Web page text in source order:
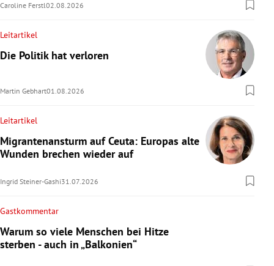
Caroline Ferstl02.08.2026
Leitartikel
Die Politik hat verloren
Martin Gebhart01.08.2026
Leitartikel
Migrantenansturm auf Ceuta: Europas alte
Wunden brechen wieder auf
Ingrid Steiner-Gashi31.07.2026
Gastkommentar
Warum so viele Menschen bei Hitze
sterben - auch in „Balkonien“